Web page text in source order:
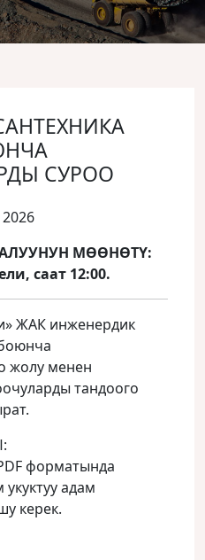
СУРОО
МӨӨНӨТҮ:
саат 12:00.
ЖАК инженердик
жолу менен
тандоого
форматында
адам
керек.